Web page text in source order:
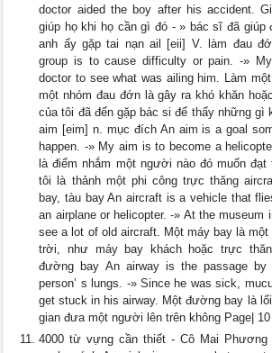
doctor aided the boy after his accident.
giúp họ khi họ cần gì đó - » bác sĩ đã giúp
anh ấy gặp tai nạn ail [eii] V. làm đau
group is to cause difficulty or pain. -»
doctor to see what was ailing him. Làm
một nhóm đau đớn là gây ra khó khăn
của tôi đã đến gặp bác si đế thấy những gì
aim [eim] n. mục đích An aim is a goal
happen. -» My aim is to become a
là điểm nhắm một người nào đó muốn
tôi là thảnh một phi công trực thăng
bay, tàu bay An aircraft is a vehicle that
an airplane or helicopter. -» At the museum
see a lot of old aircraft. Một máy bay là
trời, như máy bay khách hoặc trực
đường bay An airway is the passage by
person’ s lungs. -» Since he was sick,
get stuck in his airway. Một đường bay là
gian đưa một người lên trên không Page| 10
4000 từ vựng cần thiết - Cô Mai Phương